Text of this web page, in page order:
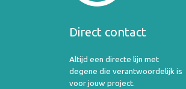
Direct contact
Altijd een directe lijn met
degene die verantwoordelijk is
voor jouw project.